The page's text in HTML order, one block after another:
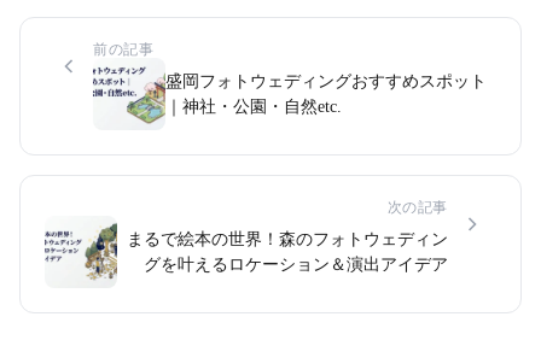
前の記事
盛岡フォトウェディングおすすめスポット
｜神社・公園・自然etc.
次の記事
まるで絵本の世界！森のフォトウェディン
グを叶えるロケーション＆演出アイデア